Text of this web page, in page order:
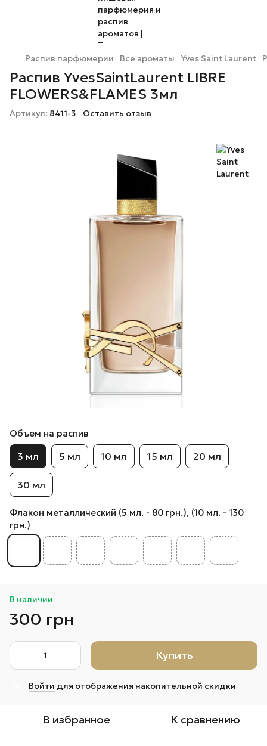
Распив парфюмерии Все ароматы Yves Saint Laurent
Распив YvesSaintLaurent LIBRE
FLOWERS&FLAMES 3мл
Артикул: 8411-3 Оставить отзыв
Объем на распив
3 мл 5 мл 10 мл 15 мл 20 мл
30 мл
Флакон металлический (5 мл. - 80 грн.), (10 мл. - 130
грн.)
В наличии
300 грн
Купить
Войти для отображения накопительной скидки
В избранное К сравнению